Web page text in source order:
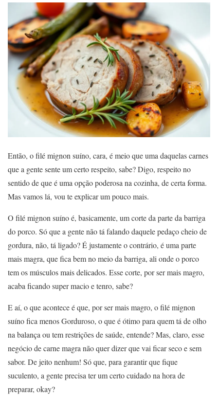
Então, o filé mignon suíno, cara, é meio que uma daquelas carnes
que a gente sente um certo respeito, sabe? Digo, respeito no
sentido de que é uma opção poderosa na cozinha, de certa forma.
Mas vamos lá, vou te explicar um pouco mais.
O filé mignon suíno é, basicamente, um corte da parte da barriga
do porco. Só que a gente não tá falando daquele pedaço cheio de
gordura, não, tá ligado? É justamente o contrário, é uma parte
mais magra, que fica bem no meio da barriga, ali onde o porco
tem os músculos mais delicados. Esse corte, por ser mais magro,
acaba ficando super macio e tenro, sabe?
E aí, o que acontece é que, por ser mais magro, o filé mignon
suíno fica menos Gorduroso, o que é ótimo para quem tá de olho
na balança ou tem restrições de saúde, entende? Mas, claro, esse
negócio de carne magra não quer dizer que vai ficar seco e sem
sabor. De jeito nenhum! Só que, para garantir que fique
suculento, a gente precisa ter um certo cuidado na hora de
preparar, okay?